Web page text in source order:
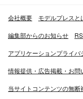
会社概要 モデルプレスと
編集部からのお知らせ
アプリケーションプライバ
情報提供・広告掲載・お問
当サイトコンテンツの無